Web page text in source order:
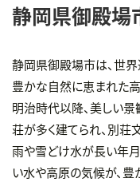
静岡県御殿場
静岡県御殿場市は、世界
豊かな自然に恵まれた高
明治時代以降、美しい
荘が多く建てられ、別荘
雨や雪どけ水が長い年
い水や高原の気候が、